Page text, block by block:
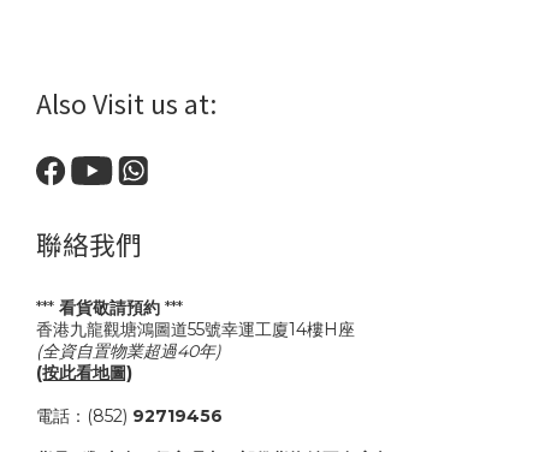
Also Visit us at:
聯絡我們
*** 看貨敬請預約 ***
香港九龍觀塘鴻圖道55號幸運工廈14樓H座
(全資自置物業超過40年)
(按此看地圖)
電話：(852) 92719456